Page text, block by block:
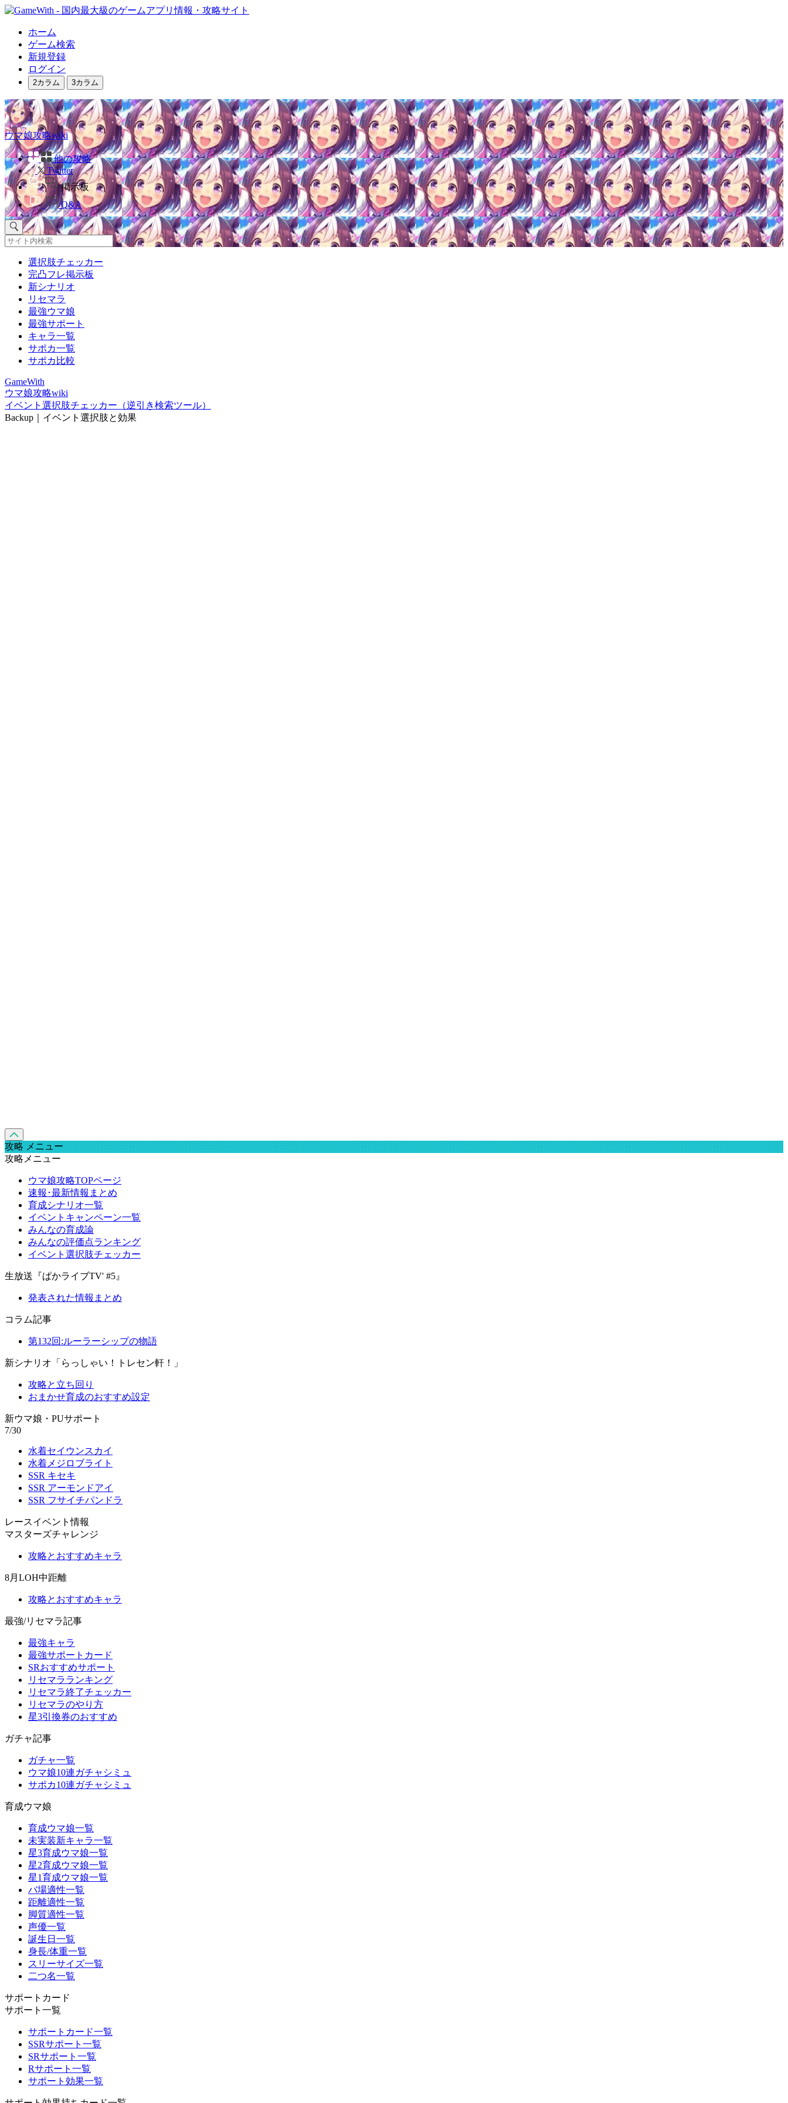
ホーム
ゲーム検索
新規登録
ログイン
2カラム 3カラム
ウマ娘攻略wiki
他の攻略
Twitter
掲示板
Q&A
選択肢チェッカー
完凸フレ掲示板
新シナリオ
リセマラ
最強ウマ娘
最強サポート
キャラ一覧
サポカ一覧
サポカ比較
GameWith
ウマ娘攻略wiki
イベント選択肢チェッカー（逆引き検索ツール）
Backup｜イベント選択肢と効果
攻略 メニュー
攻略メニュー
ウマ娘攻略TOPページ
速報･最新情報まとめ
育成シナリオ一覧
イベントキャンペーン一覧
みんなの育成論
みんなの評価点ランキング
イベント選択肢チェッカー
生放送『ぱかライブTV' #5』
発表された情報まとめ
コラム記事
第132回:ルーラーシップの物語
新シナリオ「らっしゃい！トレセン軒！」
攻略と立ち回り
おまかせ育成のおすすめ設定
新ウマ娘・PUサポート
7/30
水着セイウンスカイ
水着メジロブライト
SSR キセキ
SSR アーモンドアイ
SSR フサイチパンドラ
レースイベント情報
マスターズチャレンジ
攻略とおすすめキャラ
8月LOH中距離
攻略とおすすめキャラ
最強/リセマラ記事
最強キャラ
最強サポートカード
SRおすすめサポート
リセマラランキング
リセマラ終了チェッカー
リセマラのやり方
星3引換券のおすすめ
ガチャ記事
ガチャ一覧
ウマ娘10連ガチャシミュ
サポカ10連ガチャシミュ
育成ウマ娘
育成ウマ娘一覧
未実装新キャラ一覧
星3育成ウマ娘一覧
星2育成ウマ娘一覧
星1育成ウマ娘一覧
バ場適性一覧
距離適性一覧
脚質適性一覧
声優一覧
誕生日一覧
身長/体重一覧
スリーサイズ一覧
二つ名一覧
サポートカード
サポート一覧
サポートカード一覧
SSRサポート一覧
SRサポート一覧
Rサポート一覧
サポート効果一覧